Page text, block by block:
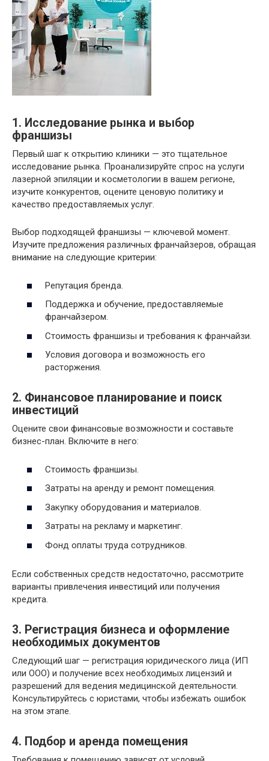
1. Исследование рынка и выбор
франшизы
Первый шаг к открытию клиники — это тщательное
исследование рынка. Проанализируйте спрос на услуги
лазерной эпиляции и косметологии в вашем регионе,
изучите конкурентов, оцените ценовую политику и
качество предоставляемых услуг.
Выбор подходящей франшизы — ключевой момент.
Изучите предложения различных франчайзеров, обращая
внимание на следующие критерии:
Репутация бренда.
Поддержка и обучение, предоставляемые
франчайзером.
Стоимость франшизы и требования к франчайзи.
Условия договора и возможность его
расторжения.
2. Финансовое планирование и поиск
инвестиций
Оцените свои финансовые возможности и составьте
бизнес-план. Включите в него:
Стоимость франшизы.
Затраты на аренду и ремонт помещения.
Закупку оборудования и материалов.
Затраты на рекламу и маркетинг.
Фонд оплаты труда сотрудников.
Если собственных средств недостаточно, рассмотрите
варианты привлечения инвестиций или получения
кредита.
3. Регистрация бизнеса и оформление
необходимых документов
Следующий шаг — регистрация юридического лица (ИП
или ООО) и получение всех необходимых лицензий и
разрешений для ведения медицинской деятельности.
Консультируйтесь с юристами, чтобы избежать ошибок
на этом этапе.
4. Подбор и аренда помещения